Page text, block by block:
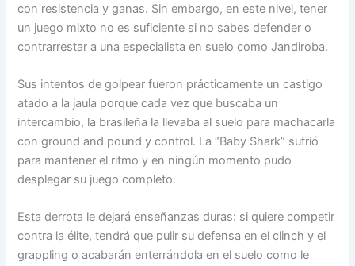
con resistencia y ganas. Sin embargo, en este nivel, tener
un juego mixto no es suficiente si no sabes defender o
contrarrestar a una especialista en suelo como Jandiroba.
Sus intentos de golpear fueron prácticamente un castigo
atado a la jaula porque cada vez que buscaba un
intercambio, la brasileña la llevaba al suelo para machacarla
con ground and pound y control. La “Baby Shark” sufrió
para mantener el ritmo y en ningún momento pudo
desplegar su juego completo.
Esta derrota le dejará enseñanzas duras: si quiere competir
contra la élite, tendrá que pulir su defensa en el clinch y el
grappling o acabarán enterrándola en el suelo como le